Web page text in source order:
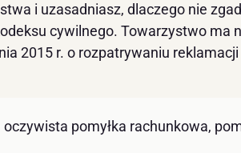
i uzasadniasz, dlaczego nie
cywilnego. Towarzystwo
2015 r. o rozpatrywaniu
pomyłka rachunkowa,